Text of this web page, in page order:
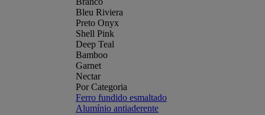
Bleu Riviera
Preto Onyx
Shell Pink
Deep Teal
Bamboo
Garnet
Nectar
Por Categoria
Ferro fundido esmaltado
Alumínio antiaderente